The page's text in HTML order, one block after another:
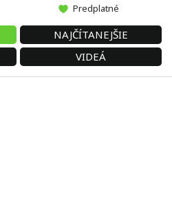
Predplatné
NAJČÍTANEJŠIE
VIDEÁ